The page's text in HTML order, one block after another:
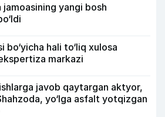
yangi bosh
bo‘yicha hali to‘liq xulosa
markazi
javob qaytargan aktyor,
yo‘lga asfalt yotqizgan